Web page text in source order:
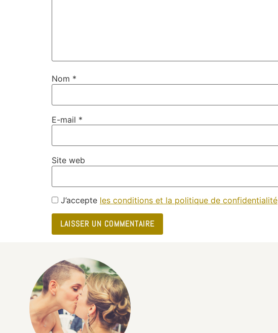
Nom *
E-mail *
Site web
J’accepte les conditions et la politique de confidentialité